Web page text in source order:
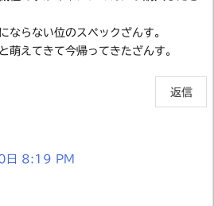
ならない位のスペックざんす。
萌えてきて今帰ってきたざんす。
返信
日 8:19 PM